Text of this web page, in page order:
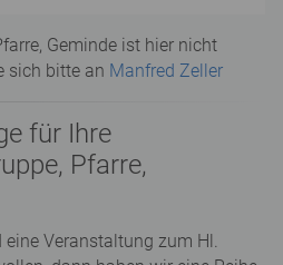
Geminde ist hier nicht
sich bitte an Manfred Zeller
für Ihre
Pfarre,
Veranstaltung zum Hl.